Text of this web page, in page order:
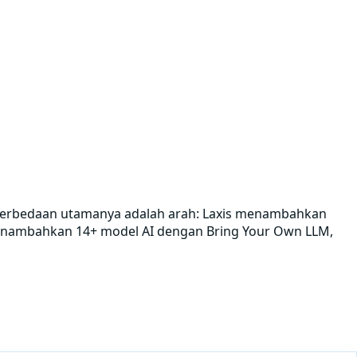
utamanya adalah arah: Laxis menambahkan
14+ model AI dengan Bring Your Own LLM,